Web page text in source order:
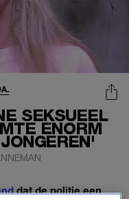
SEKSUEEL
ENORM
dat de politie een